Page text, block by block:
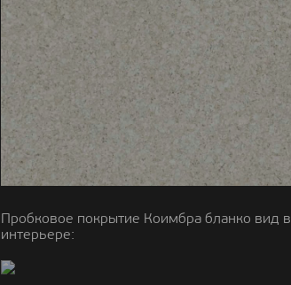
Пробковое покрытие Коимбра бланко вид в
интерьере: